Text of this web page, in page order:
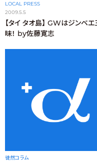
LOCAL PRESS
2009.5.5
【タイ タオ島】 GWはジンベエ
昧！ by佐藤寛志
徒然コラム